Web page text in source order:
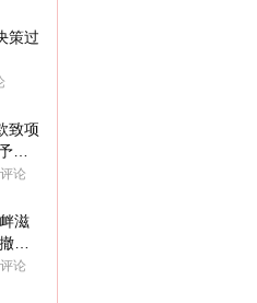
策过
致项
处
论
滋
论